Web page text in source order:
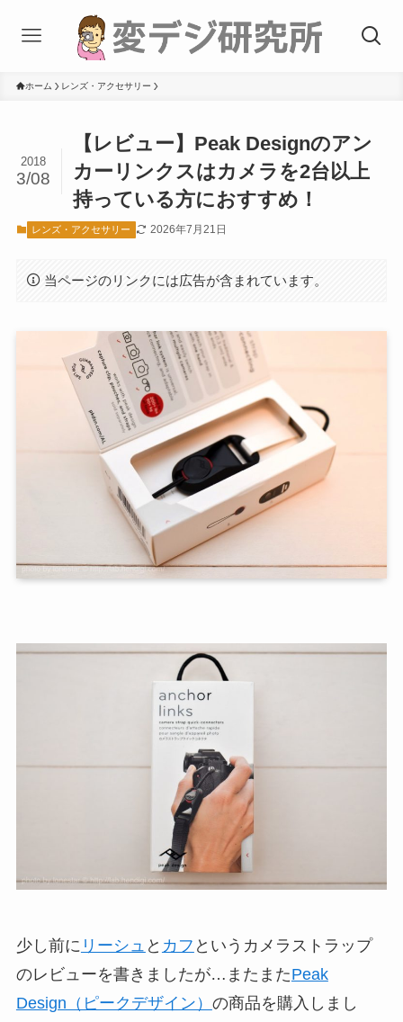
ホーム レンズ・アクセサリー
【レビュー】Peak Designのアン
カーリンクスはカメラを2台以上
持っている方におすすめ！
2018
3/08
レンズ・アクセサリー 2026年7月21日
当ページのリンクには広告が含まれています。
少し前に リーシュ と カフ というカメラストラップ
のレビューを書きましたが…またまたPeak
Design（ピークデザイン） の商品を購入しまし